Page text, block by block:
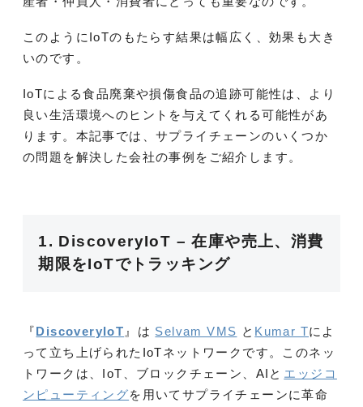
このようにIoTのもたらす結果は幅広く、効果も大き
いのです。
IoTによる食品廃棄や損傷食品の追跡可能性は、より
良い生活環境へのヒントを与えてくれる可能性があ
ります。本記事では、サプライチェーンのいくつか
の問題を解決した会社の事例をご紹介します。
1. DiscoveryIoT – 在庫や売上、消費
期限をIoTでトラッキング
『DiscoveryIoT 』は Selvam VMS と Kumar Tによ
って立ち上げられたIoTネットワークです。このネッ
トワークは、IoT、ブロックチェーン、AIと エッジコ
ンピューティングを用いてサプライチェーンに革命